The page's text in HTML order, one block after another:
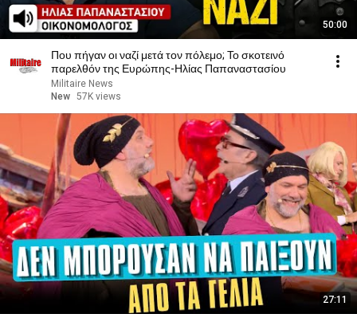
50:00
Που πήγαν οι ναζί μετά τον πόλεμο; Το σκοτεινό
παρελθόν της Ευρώπης-Ηλίας Παπαναστασίου
Militaire News
New 57K views
27:11